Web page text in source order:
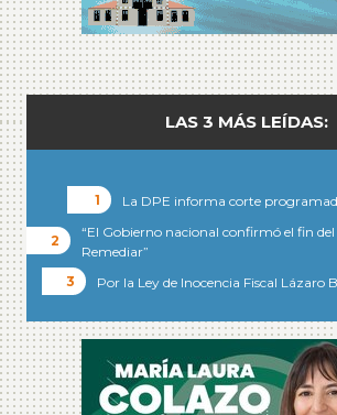
LAS 3 MÁS LEÍDAS:
La DPE informa corte
“El Gobierno nacional confirmó el fin
Remediar”
Por la Ley de Inocencia Fiscal Lázaro